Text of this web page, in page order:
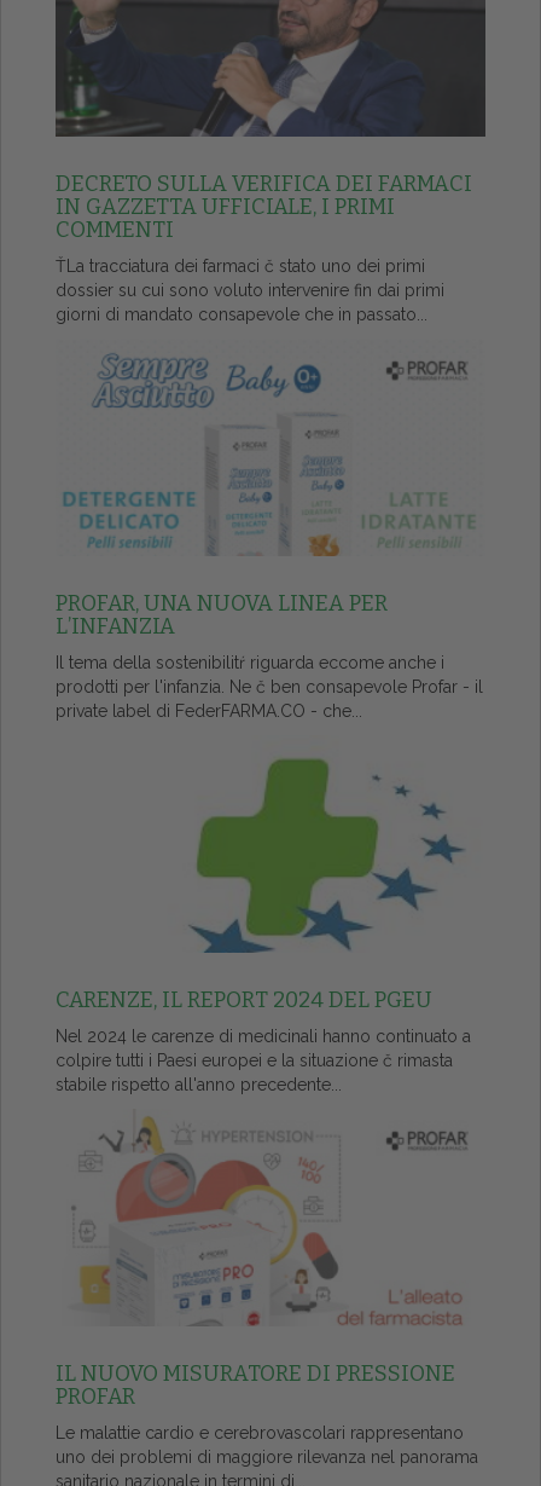
DECRETO SULLA VERIFICA DEI FARMACI
IN GAZZETTA UFFICIALE, I PRIMI
COMMENTI
ŤLa tracciatura dei farmaci č stato uno dei primi
dossier su cui sono voluto intervenire fin dai primi
giorni di mandato consapevole che in passato...
PROFAR, UNA NUOVA LINEA PER
L’INFANZIA
Il tema della sostenibilitŕ riguarda eccome anche i
prodotti per l'infanzia. Ne č ben consapevole Profar - il
private label di FederFARMA.CO - che...
CARENZE, IL REPORT 2024 DEL PGEU
Nel 2024 le carenze di medicinali hanno continuato a
colpire tutti i Paesi europei e la situazione č rimasta
stabile rispetto all'anno precedente...
IL NUOVO MISURATORE DI PRESSIONE
PROFAR
Le malattie cardio e cerebrovascolari rappresentano
uno dei problemi di maggiore rilevanza nel panorama
sanitario nazionale in termini di...